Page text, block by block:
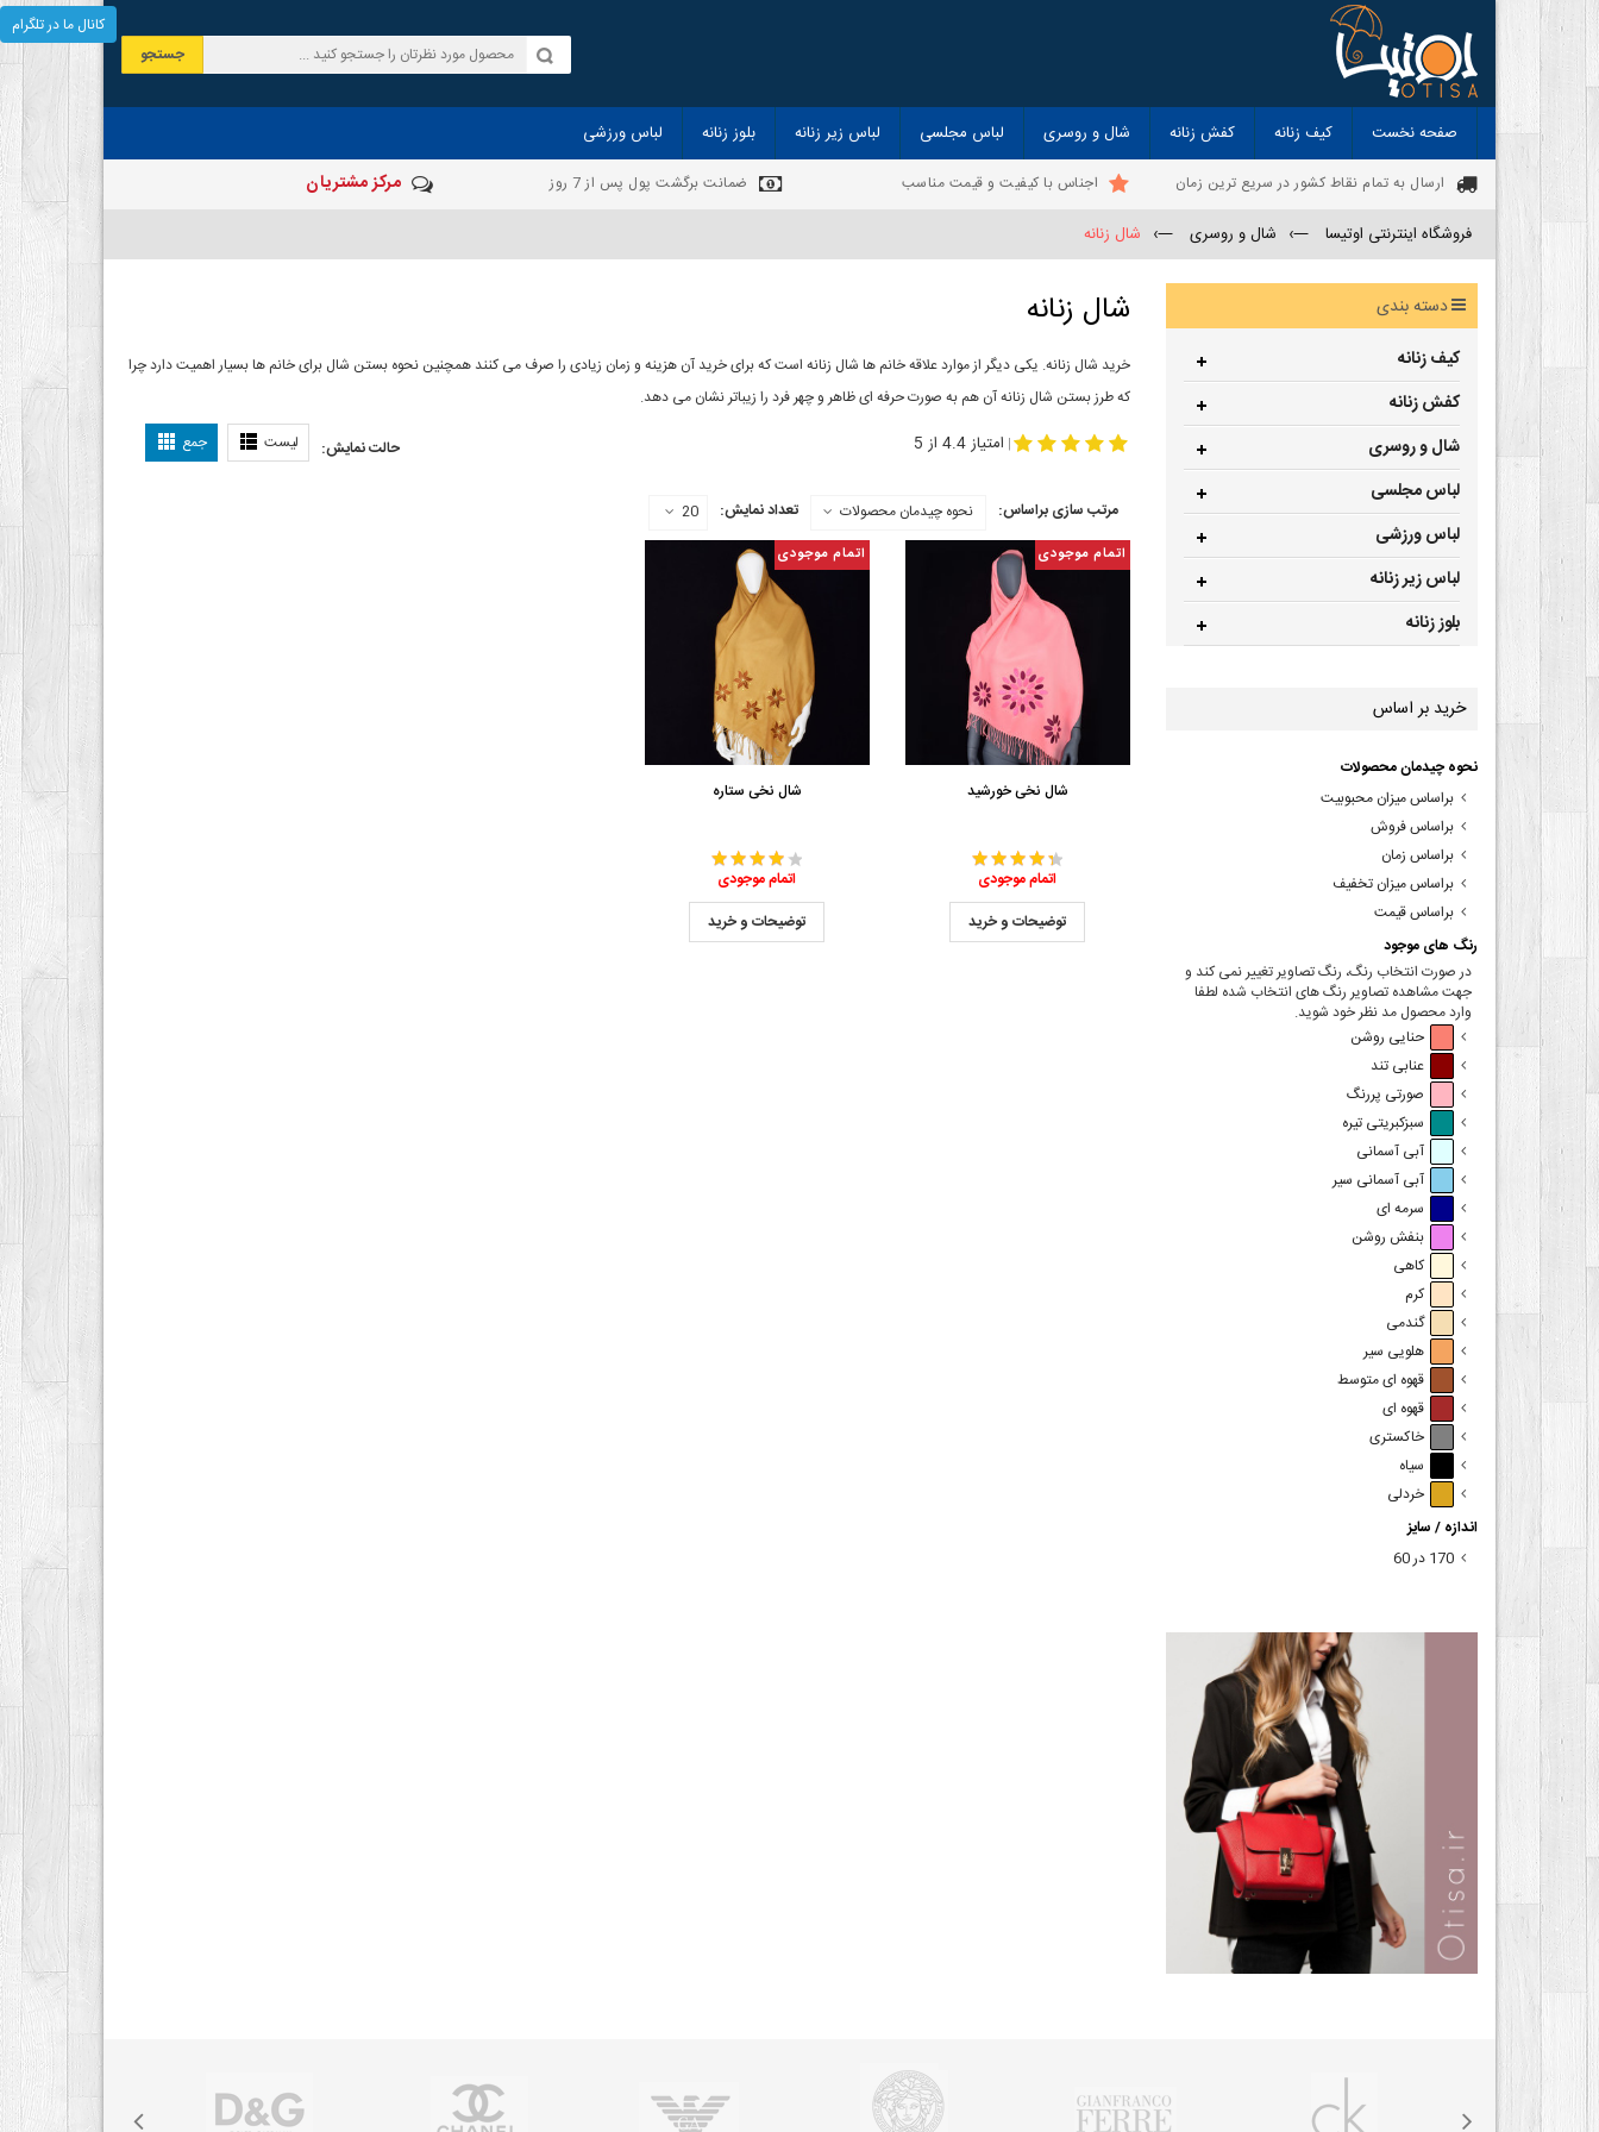
جستجو
صفحه نخست کیف زنانه کفش زنانه شال و روسری لباس مجلسی لباس زیر زنانه بلوز زنانه لباس ورزشی
ارسال به تمام نقاط کشور در سریع ترین زمان اجناس با کیفیت و قیمت مناسب ضمانت برگشت پول پس از 7 روز مرکز مشتریان
فروشگاه اینترنتی اوتیسا —› شال و روسری —› شال زنانه
شال زنانه
خرید شال زنانه. یکی دیگر از موارد علاقه خانم ها شال زنانه است که برای خرید آن هزینه و زمان زیادی را صرف می کنند همچنین نحوه بستن شال برای خانم ها بسیار اهمیت دارد چرا
که طرز بستن شال زنانه آن هم به صورت حرفه ای ظاهر و چهر فرد را زیباتر نشان می دهد.
حالت نمایش: لیست جمع | امتیاز 4.4 از 5
مرتب سازی براساس: نحوه چیدمان محصولات تعداد نمایش: 20
اتمام موجودی
شال نخی خورشید
اتمام موجودی
توضیحات و خرید
اتمام موجودی
شال نخی ستاره
اتمام موجودی
توضیحات و خرید
دسته بندی
کیف زنانه
کفش زنانه
شال و روسری
لباس مجلسی
لباس ورزشی
لباس زیر زنانه
بلوز زنانه
خرید بر اساس
نحوه چیدمان محصولات
براساس میزان محبوبیت
براساس فروش
براساس زمان
براساس میزان تخفیف
براساس قیمت
رنگ های موجود
در صورت انتخاب رنگ، رنگ تصاویر تغییر نمی کند و
جهت مشاهده تصاویر رنگ های انتخاب شده لطفا
وارد محصول مد نظر خود شوید.
حنایی روشن
عنابی تند
صورتی پررنگ
سبزکبریتی تیره
آبی آسمانی
آبی آسمانی سیر
سرمه ای
بنفش روشن
کاهی
کرم
گندمی
هلویی سیر
قهوه ای متوسط
قهوه ای
خاکستری
سیاه
خردلی
اندازه / سایز
170 در 60
کانال ما در تلگرام